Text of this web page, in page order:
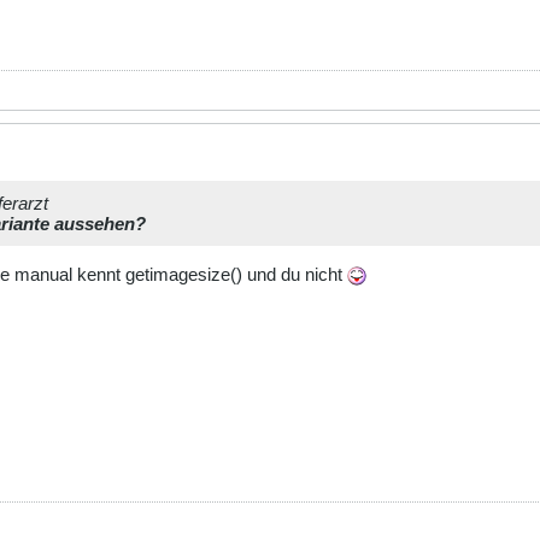
aussehen?
manual kennt getimagesize() und du nicht